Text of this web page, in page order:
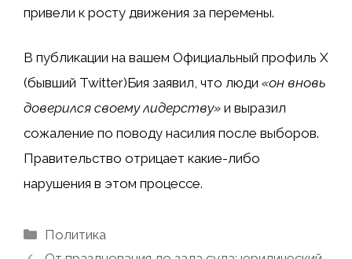
привели к росту движения за перемены.
В публикации на вашем Официальный профиль X
(бывший Twitter)Бия заявил, что люди «он вновь
доверился своему лидерству» и выразил
сожаление по поводу насилия после выборов.
Правительство отрицает какие-либо
нарушения в этом процессе.
Рубрики
Политика